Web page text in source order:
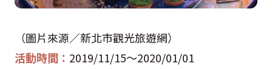
（圖片來源／新北市觀光旅遊網）
活動時間： 2019/11/15～2020/01/01